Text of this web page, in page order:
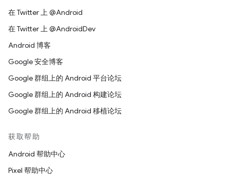
在 Twitter 上 @Android
在 Twitter 上 @AndroidDev
Android 博客
Google 安全博客
Google 群组上的 Android 平台论坛
Google 群组上的 Android 构建论坛
Google 群组上的 Android 移植论坛
获取帮助
Android 帮助中心
Pixel 帮助中心